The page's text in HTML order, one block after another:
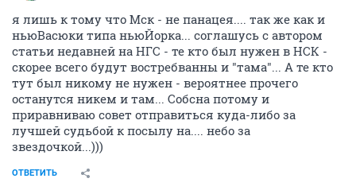
я лишь к тому что Мск - не панацея.... так же как и
ньюВасюки типа ньюЙорка... соглашусь с автором
статьи недавней на НГС - те кто был нужен в НСК -
скорее всего будут востребванны и "тама"... А те кто
тут был никому не нужен - вероятнее прочего
останутся никем и там... Собсна потому и
приравниваю совет отправиться куда-либо за
лучшей судьбой к посылу на.... небо за
звездочкой...)))
ОТВЕТИТЬ